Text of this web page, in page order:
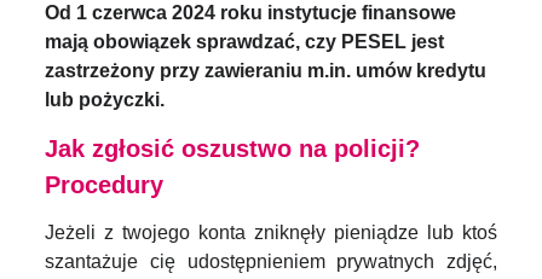
Od 1 czerwca 2024 roku instytucje finansowe
mają obowiązek sprawdzać, czy PESEL jest
zastrzeżony przy zawieraniu m.in. umów kredytu
lub pożyczki.
Jak zgłosić oszustwo na policji?
Procedury
Jeżeli z twojego konta zniknęły pieniądze lub ktoś
szantażuje cię udostępnieniem prywatnych zdjęć,